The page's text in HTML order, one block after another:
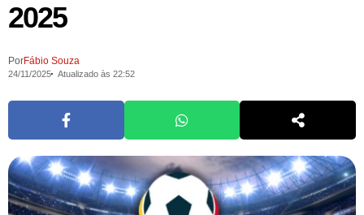
2025
PorFábio Souza
24/11/2025 Atualizado às 22:52